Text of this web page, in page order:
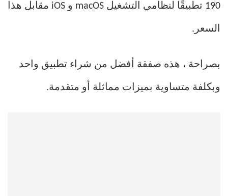
190 تطبيقًا لنظامي التشغيل macOS و iOS مقابل هذا
السعر.
بصراحة ، هذه صفقة أفضل من شراء تطبيق واحد
وبكلفة متساوية بميزات مماثلة أو متقدمة.